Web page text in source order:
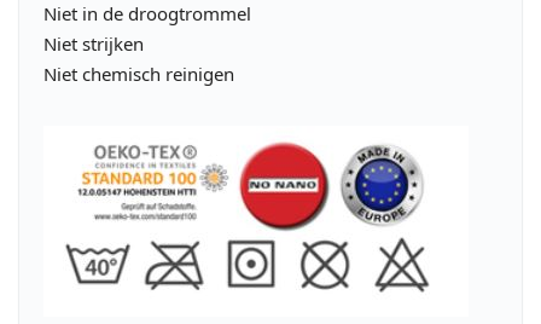
Niet in de droogtrommel
Niet strijken
Niet chemisch reinigen